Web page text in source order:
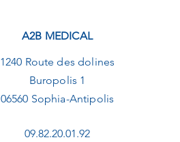
A2B MEDICAL
1240 Route des dolines
Buropolis 1
06560 Sophia-Antipolis
09.82.20.01.92